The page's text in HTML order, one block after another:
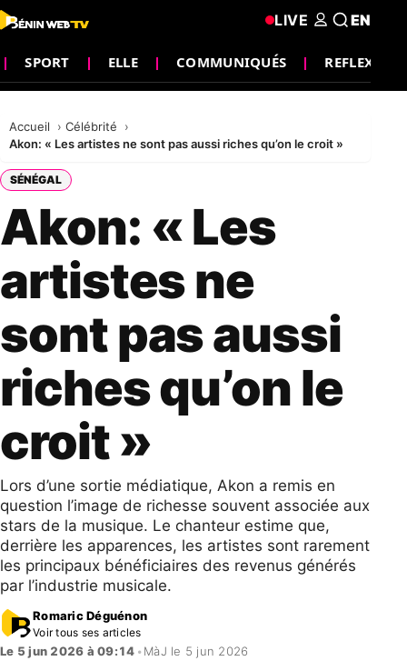
SPORT ELLE COMMUNIQUÉS REFLEXION
LIVE EN
Accueil
Célébrité
Akon: « Les artistes ne sont pas aussi riches qu’on le croit »
SÉNÉGAL
Akon: « Les
artistes ne
sont pas aussi
riches qu’on le
croit »
Lors d’une sortie médiatique, Akon a remis en
question l’image de richesse souvent associée aux
stars de la musique. Le chanteur estime que,
derrière les apparences, les artistes sont rarement
les principaux bénéficiaires des revenus générés
par l’industrie musicale.
Romaric Déguénon
Voir tous ses articles
Le 5 jun 2026 à 09:14 • MàJ le 5 jun 2026